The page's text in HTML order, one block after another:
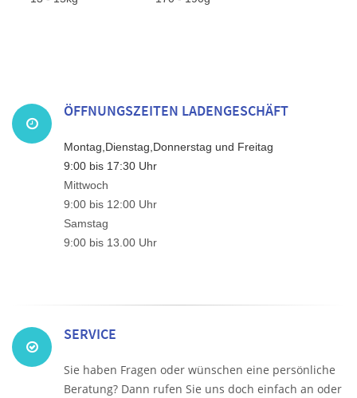
ÖFFNUNGSZEITEN LADENGESCHÄFT
Montag,Dienstag,Donnerstag und Freitag
9:00 bis 17:30 Uhr
Mittwoch
9:00 bis 12:00 Uhr
Samstag
9:00 bis 13.00 Uhr
SERVICE
Sie haben Fragen oder wünschen eine persönliche
Beratung? Dann rufen Sie uns doch einfach an oder